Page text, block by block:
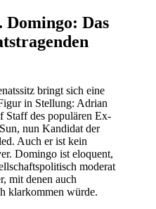
Domingo: Das
bringt sich eine
in Stellung: Adrian
des populären Ex-
nun Kandidat der
Auch er ist kein
Domingo ist eloquent,
moderat
mit denen auch
klarkommen würde.